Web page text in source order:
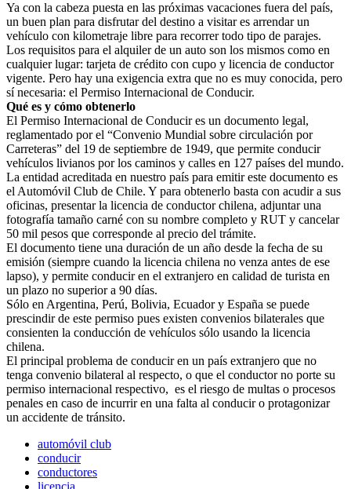
Ya con la cabeza puesta en las próximas vacaciones fuera del país,
un buen plan para disfrutar del destino a visitar es arrendar un
vehículo con kilometraje libre para recorrer todo tipo de parajes.
Los requisitos para el alquiler de un auto son los mismos como en
cualquier lugar: tarjeta de crédito con cupo y licencia de conductor
vigente. Pero hay una exigencia extra que no es muy conocida, pero
sí necesaria: el Permiso Internacional de Conducir.
Qué es y cómo obtenerlo
El Permiso Internacional de Conducir es un documento legal,
reglamentado por el “Convenio Mundial sobre circulación por
Carreteras” del 19 de septiembre de 1949, que permite conducir
vehículos livianos por los caminos y calles en 127 países del mundo.
La entidad acreditada en nuestro país para emitir este documento es
el Automóvil Club de Chile. Y para obtenerlo basta con acudir a sus
oficinas, presentar la licencia de conductor chilena, adjuntar una
fotografía tamaño carné con su nombre completo y RUT y cancelar
50 mil pesos que corresponde al precio del trámite.
El documento tiene una duración de un año desde la fecha de su
emisión (siempre cuando la licencia chilena no venza antes de ese
lapso), y permite conducir en el extranjero en calidad de turista en
un plazo no superior a 90 días.
Sólo en Argentina, Perú, Bolivia, Ecuador y España se puede
prescindir de este permiso pues existen convenios bilaterales que
consienten la conducción de vehículos sólo usando la licencia
chilena.
El principal problema de conducir en un país extranjero que no
tenga convenio bilateral al respecto, o que el conductor no porte su
permiso internacional respectivo, es el riesgo de multas o procesos
penales en caso de incurrir en una falta al conducir o protagonizar
un accidente de tránsito.
automóvil club
conducir
conductores